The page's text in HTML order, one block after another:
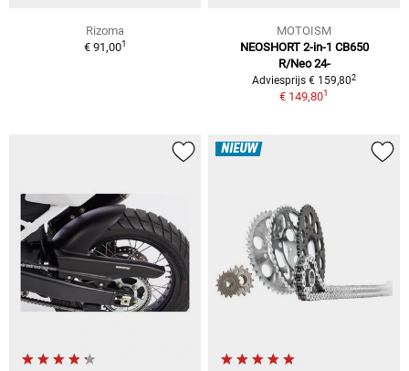
Rizoma
€ 91,001
MOTOISM
NEOSHORT 2-in-1 CB650
R/Neo 24-
Adviesprijs € 159,802
€ 149,801
NIEUW